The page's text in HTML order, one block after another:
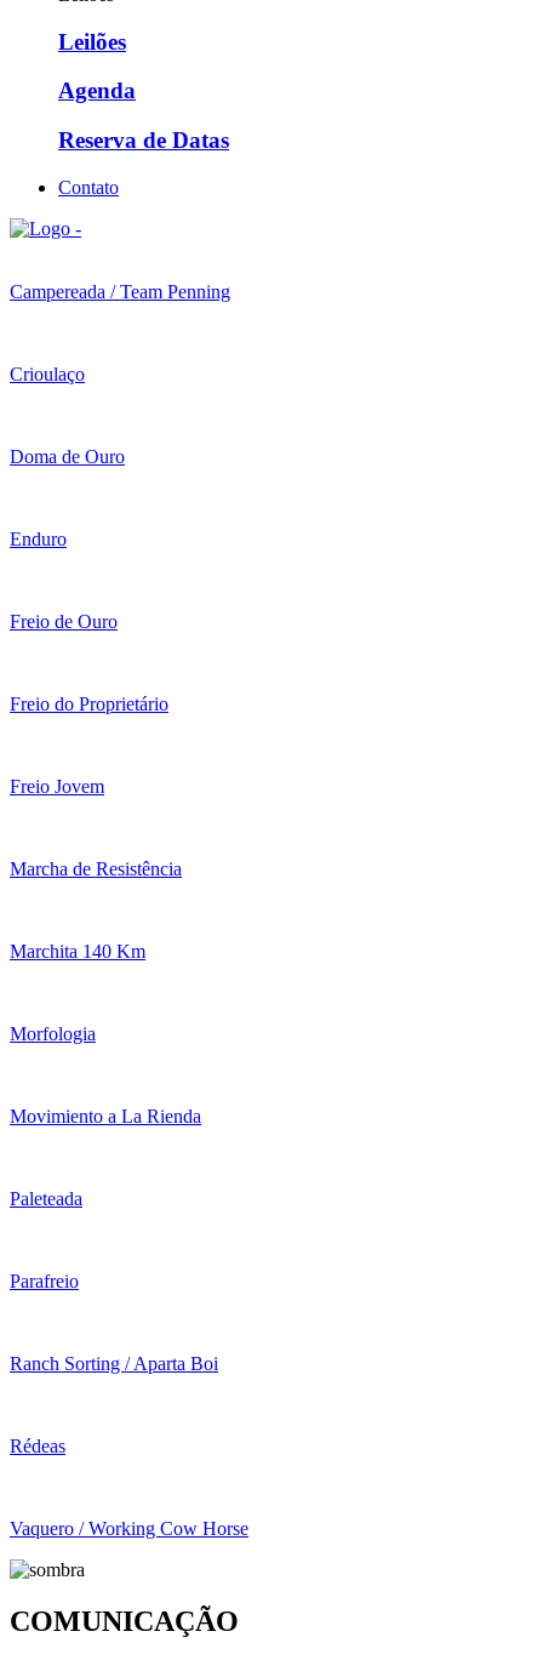
Leilões
Agenda
Reserva de Datas
Contato
Campereada / Team Penning
Crioulaço
Doma de Ouro
Enduro
Freio de Ouro
Freio do Proprietário
Freio Jovem
Marcha de Resistência
Marchita 140 Km
Morfologia
Movimiento a La Rienda
Paleteada
Parafreio
Ranch Sorting / Aparta Boi
Rédeas
Vaquero / Working Cow Horse
COMUNICAÇÃO